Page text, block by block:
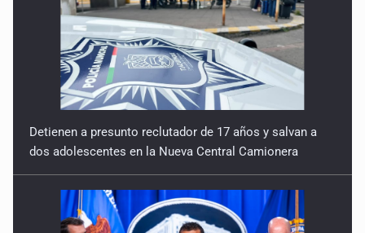
Detienen a presunto reclutador de 17 años y salvan a
dos adolescentes en la Nueva Central Camionera